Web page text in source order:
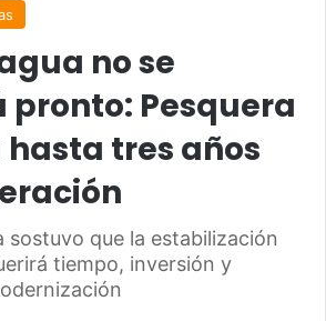
no se
pronto: Pesquera
tres años
sostuvo que la estabilización
tiempo, inversión y